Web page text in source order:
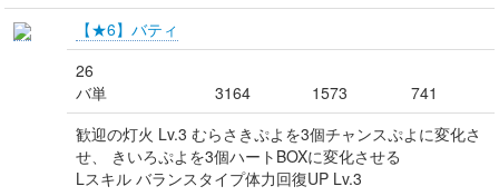
【★6】バティ
26
バ単
3164 1573
741
歓迎の灯火 Lv.3 むらさきぷよを3個チャンスぷよに変化さ
せ、 きいろぷよを3個ハートBOXに変化させる
Lスキル バランスタイプ体力回復UP Lv.3